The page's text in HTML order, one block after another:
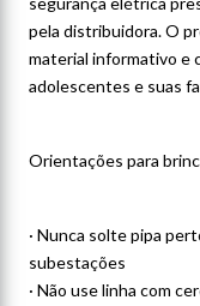
pela distribuidora. O
material informativo e
adolescentes e suas
Orientações para
· Nunca solte pipa
subestações
· Não use linha com